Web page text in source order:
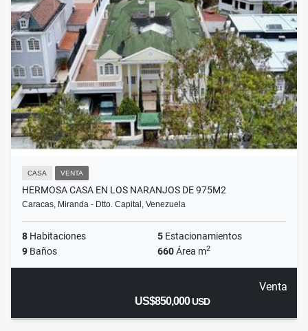
CASA VENTA
HERMOSA CASA EN LOS NARANJOS DE 975M2
Caracas, Miranda - Dtto. Capital, Venezuela
8 Habitaciones 5 Estacionamientos
9 Baños 660Área m2
Venta
US$850,000USD